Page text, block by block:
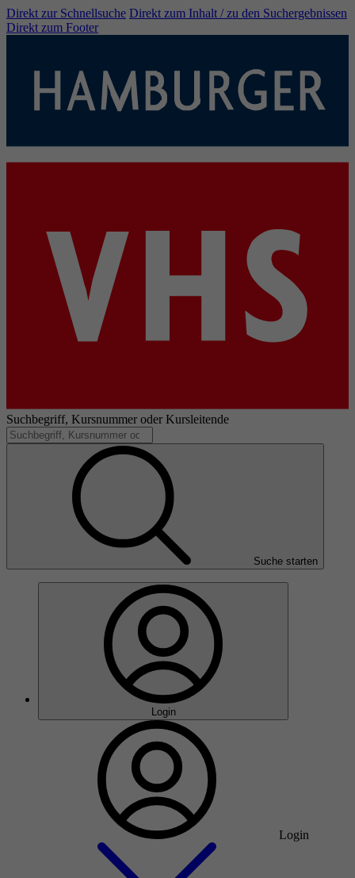
Direkt zur Schnellsuche Direkt zum Inhalt / zu den Suchergebnissen
Direkt zum Footer
Suchbegriff, Kursnummer oder Kursleitende
Suche starten
Login
Login